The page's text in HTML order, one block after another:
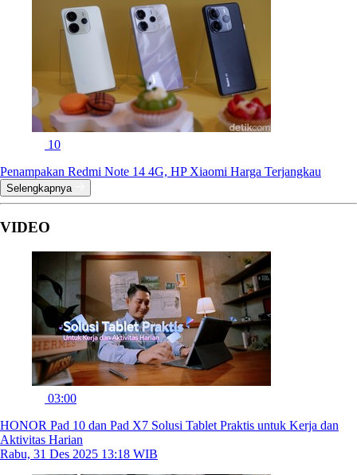
10
Penampakan Redmi Note 14 4G, HP Xiaomi Harga Terjangkau
Selengkapnya
VIDEO
03:00
HONOR Pad 10 dan Pad X7 Solusi Tablet Praktis untuk Kerja dan
Aktivitas Harian
Rabu, 31 Des 2025 13:18 WIB